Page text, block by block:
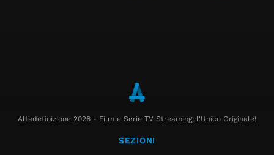
Altadefinizione 2026 - Film e Serie TV Streaming, l'Unico Originale!
SEZIONI